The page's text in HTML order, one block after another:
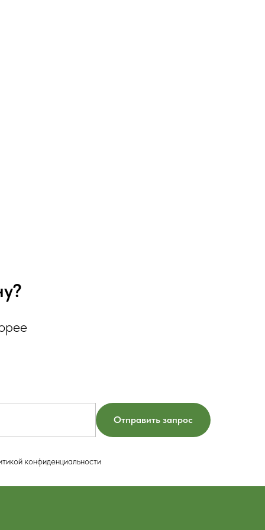
Отправить запрос
конфиденциальности